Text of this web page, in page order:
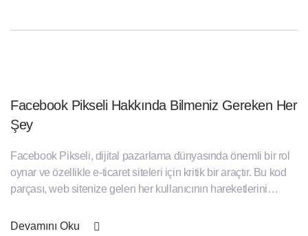
Facebook Pikseli Hakkında Bilmeniz Gereken Her
Şey
Facebook Pikseli, dijital pazarlama dünyasında önemli bir rol
oynar ve özellikle e-ticaret siteleri için kritik bir araçtır. Bu kod
parçası, web sitenize gelen her kullanıcının hareketlerini
girdiklerini, hangi ürünleri incelediklerini, sepete hangi ürünleri
Devamını Oku